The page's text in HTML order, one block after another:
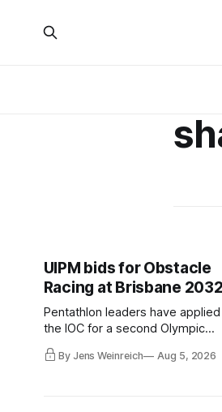
UIPM bids for Obstacle
Racing at Brisbane 2032
Pentathlon leaders have
the IOC for a second Olympic
discipline: Ninja 100m. They
compressed IOC timeline for the
By Jens Weinreich Aug 5, 2026